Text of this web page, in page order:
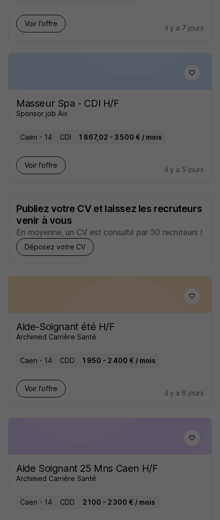
Voir l’offre
il y a 7 jours
Masseur Spa - CDI H/F
Sponsor job Aix
Caen - 14 CDI 1 867,02 - 3 500 € / mois
Voir l’offre
il y a 5 jours
Publiez votre CV et laissez les recruteurs
venir à vous
En moyenne, un CV est consulté par 30 recruteurs !
Déposez votre CV
Aide-Soignant été H/F
Archimed Carrière Santé
Caen - 14 CDD 1 950 - 2 400 € / mois
Voir l’offre
il y a 6 jours
Aide Soignant 25 Mns Caen H/F
Archimed Carrière Santé
Caen - 14 CDD 2 100 - 2 300 € / mois